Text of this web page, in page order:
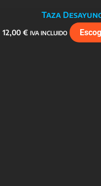
Taza
12,00 € IVA INCLUIDO